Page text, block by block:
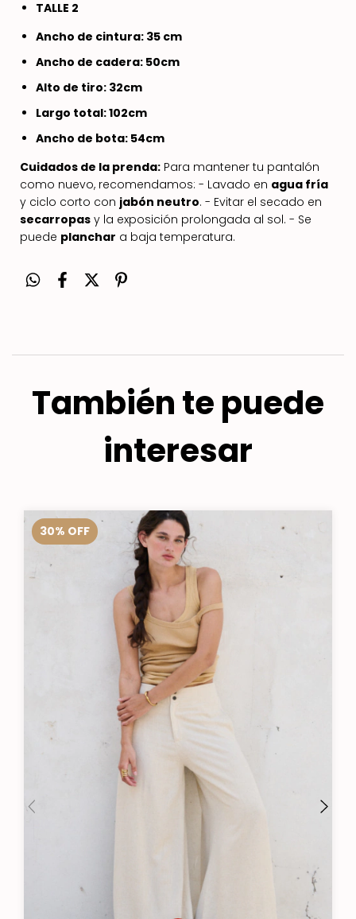
TALLE 2
Ancho de cintura: 35 cm
Ancho de cadera: 50cm
Alto de tiro: 32cm
Largo total: 102cm
Ancho de bota: 54cm
Cuidados de la prenda: Para mantener tu pantalón
como nuevo, recomendamos: - Lavado en agua fría
y ciclo corto con jabón neutro. - Evitar el secado en
secarropas y la exposición prolongada al sol. - Se
puede planchar a baja temperatura.
También te puede
interesar
30% OFF